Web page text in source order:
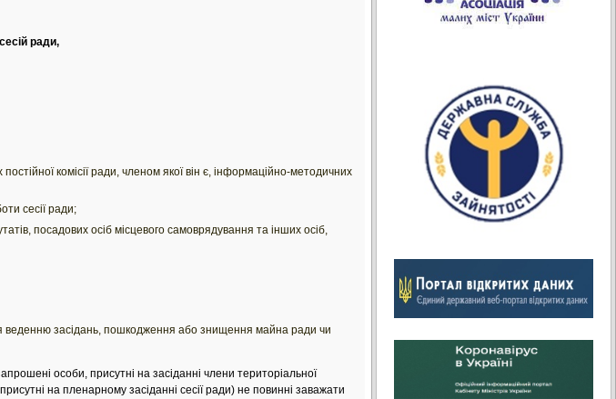
ради,
комісії ради, членом якої він є, інформаційно-методичних
сесії ради;
посадових осіб місцевого самоврядування та інших осіб,
веденню засідань, пошкодження або знищення майна ради чи
особи, присутні на засіданні члени територіальної
на пленарному засіданні сесії ради) не повинні заважати